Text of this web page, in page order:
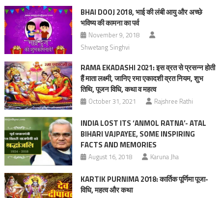
BHAI DOOJ 2018, भाई की लंबी आयु और अच्छे
भविष्य की कामना का पर्व
November 9, 2018
Shwetang Singhvi
RAMA EKADASHI 2021: इस व्रत से प्रसन्न होती
हैं माता लक्ष्मी, जानिए रमा एकादशी व्रत नियम, शुभ
तिथि, पूजन विधि, कथा व महत्‍व
October 31, 2021 Rajshree Rathi
INDIA LOST ITS ‘ANMOL RATNA’- ATAL
BIHARI VAJPAYEE, SOME INSPIRING
FACTS AND MEMORIES
August 16, 2018 Karuna Jha
KARTIK PURNIMA 2018: कार्तिक पूर्णिमा पूजा-
विधि, महत्व और कथा